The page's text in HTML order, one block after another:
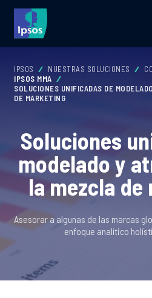
IPSOS NUESTRAS SOLUCIONES
IPSOS MMA
SOLUCIONES UNIFICADAS DE
DE MARKETING
Soluciones
modelado y
la mezcla
Asesorar a algunas de las marcas
enfoque analítico